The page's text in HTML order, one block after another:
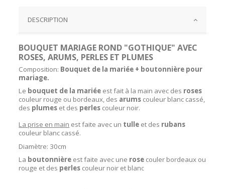
DESCRIPTION
BOUQUET MARIAGE ROND "GOTHIQUE" AVEC
ROSES, ARUMS, PERLES ET PLUMES
Composition: Bouquet de la mariée + boutonnière pour
mariage.
Le bouquet de la mariée est fait à la main avec des roses
couleur rouge ou bordeaux, des arums couleur blanc cassé,
des plumes et des perles couleur noir.
La prise en main est faite avec un tulle et des rubans
couleur blanc cassé.
Diamètre: 30cm
La boutonnière est faite avec une rose couler bordeaux ou
rouge et des perles couleur noir et blanc